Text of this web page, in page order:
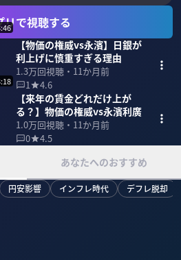
リで視聴する
【物価の権威vs永濱】日銀が
利上げに慎重すぎる理由
1.3万回視聴・ 11か月前
1
4.6
【来年の賃金どれだけ上が
る？】物価の権威vs永濱利廣
1.0万回視聴・ 11か月前
0
4.5
あなたへのおすすめ
円安影響 インフレ時代 デフレ脱却